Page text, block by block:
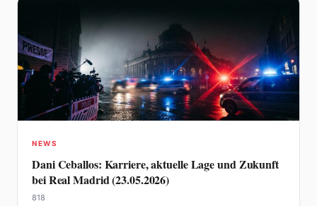
NEWS
Dani Ceballos: Karriere, aktuelle Lage und Zukunft
bei Real Madrid (23.05.2026)
818